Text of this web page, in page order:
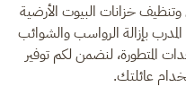
خزانات البيوت الأرضية
بإزالة الرواسب والشوائب
المتطورة، لنضمن لكم توفير
عائلتك.